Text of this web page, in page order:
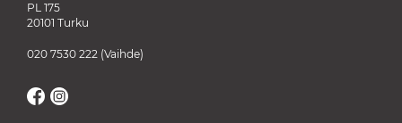
PL 175
20101 Turku
020 7530 222 (Vaihde)